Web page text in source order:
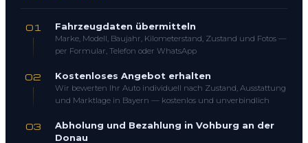
01 Fahrzeugdaten übermitteln
Marke, Modell, Baujahr, Kilometerstand, Zustand und Fotos —
per Formular, Telefon oder WhatsApp
02 Kostenloses Angebot erhalten
Wir bewerten Ihr Auto individuell nach Zustand, Ausstattung
und Marktlage in Bayern — kostenlos und unverbindlich
03
Abholung und Bezahlung in Vohburg an der
Donau